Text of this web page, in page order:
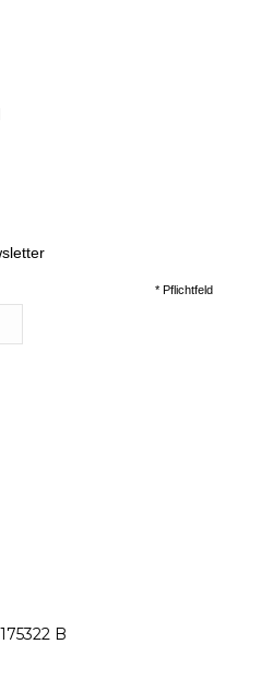
* Pflichtfeld
B